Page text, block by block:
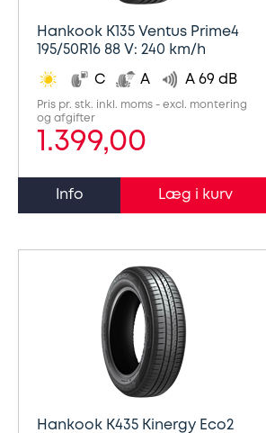
alle
services
her
Hankook K135 Ventus Prime4
195/50R16 88 V: 240 km/h
C A A 69 dB
Pris pr. stk. inkl. moms - excl. montering
og afgifter
1.399,00
Info
Hankook K435 Kinergy Eco2